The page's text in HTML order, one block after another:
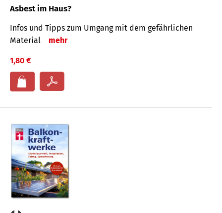
Asbest im Haus?
Infos und Tipps zum Um­gang mit dem ge­fähr­lichen
Mate­rial
mehr
1,80 €